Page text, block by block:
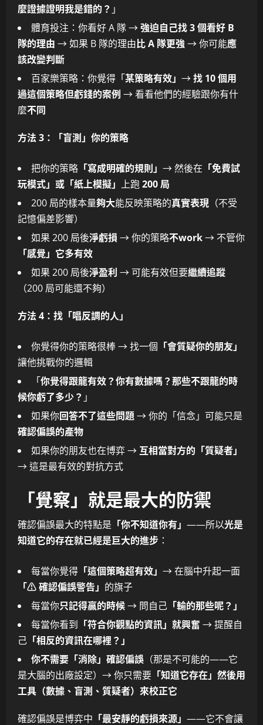
麼證據證明我是錯的？ 」
體育投注：你看好 A 隊 →強迫自己找 3 個看好 B
隊的理由 → 如果 B 隊的理由比 A 隊更強→ 你可能應
該改變判斷
百家樂策略：你覺得「某策略有效」 →找 10 個用
過這個策略但虧錢的案例 → 看看他們的經驗跟你有什
麼不同
方法 3：「盲測」你的策略
把你的策略 「寫成明確的規則」 → 然後在 「免費試
玩模式」或「紙上模擬」 上跑200 局
200 局的樣本量夠大能反映策略的真實表現 （不受
記憶偏差影響）
如果 200 局後淨虧損 → 你的策略不work→ 不管你
「感覺」它多有效
如果 200 局後淨盈利 → 可能有效但要繼續追蹤
（200 局可能還不夠）
方法 4：找「唱反調的人」
你覺得你的策略很棒 → 找一個 「會質疑你的朋友」
讓他挑戰你的邏輯
「你覺得跟龍有效？你有數據嗎？那些不跟龍的時
候你虧了多少？ 」
如果你回答不了這些問題→ 你的「信念」可能只是
確認偏誤的產物
如果你的朋友也在博弈 → 互相當對方的「質疑者」
→ 這是最有效的對抗方式
「覺察」就是最大的防禦
確認偏誤最大的特點是 「你不知道你有」 ——所以光是
知道它的存在就已經是巨大的進步 ：
每當你覺得 「這個策略超有效」 → 在腦中升起一面
「⚠️ 確認偏誤警告」 的旗子
每當你只記得贏的時候→ 問自己 「輸的那些呢？」
每當你看到 「符合你觀點的資訊」就興奮→ 提醒自
己 「相反的資訊在哪裡？」
你不需要「消除」確認偏誤 （那是不可能的——它
是大腦的出廠設定）→ 你只需要 「知道它存在」然後用
工具（數據、盲測、質疑者）來校正它
確認偏誤是博弈中 「最安靜的虧損來源」 ——它不會讓